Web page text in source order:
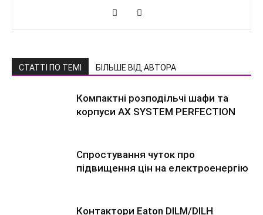
СТАТТІ ПО ТЕМІ БІЛЬШЕ ВІД АВТОРА
Компактні розподільчі шафи та
корпуси AX SYSTEM PERFECTION
Спростування чуток про
підвищення цін на електроенергію
Контактори Eaton DILM/DILH